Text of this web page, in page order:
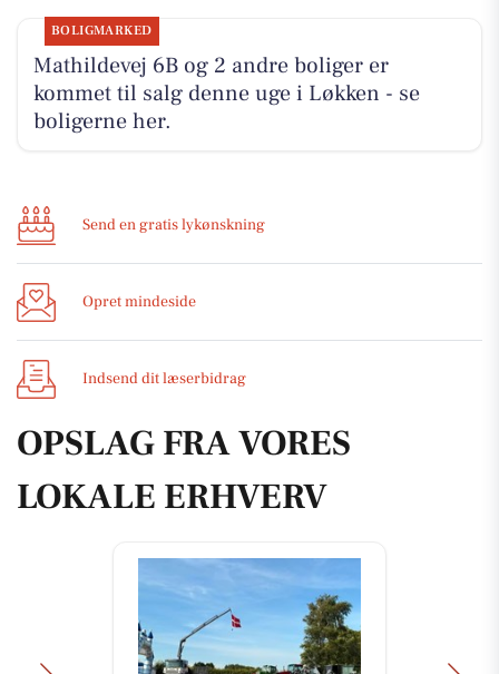
BOLIGMARKED
Mathildevej 6B og 2 andre boliger er
kommet til salg denne uge i Løkken - se
boligerne her.
Send en gratis lykønskning
Opret mindeside
Indsend dit læserbidrag
OPSLAG FRA VORES
LOKALE ERHVERV